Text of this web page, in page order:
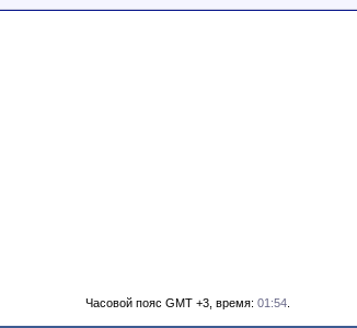
Часовой пояс GMT +3, время: 01:54.